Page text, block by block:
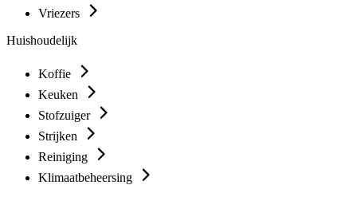
Vriezers
Huishoudelijk
Koffie
Keuken
Stofzuiger
Strijken
Reiniging
Klimaatbeheersing